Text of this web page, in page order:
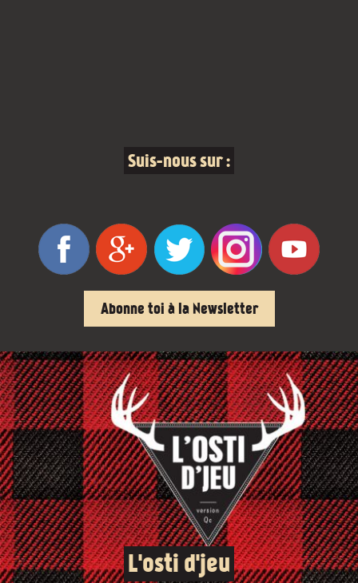
Suis-nous sur :
Abonne toi à la Newsletter
L'osti d'jeu